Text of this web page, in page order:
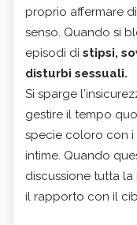
proprio affermare
senso. Quando si
episodi di stipsi,
disturbi sessuali.
Si sparge
gestire il tempo
specie coloro con i
intime. Quando
discussione tutta
il rapporto con il